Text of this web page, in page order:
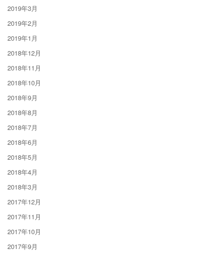
2019年3月
2019年2月
2019年1月
2018年12月
2018年11月
2018年10月
2018年9月
2018年8月
2018年7月
2018年6月
2018年5月
2018年4月
2018年3月
2017年12月
2017年11月
2017年10月
2017年9月